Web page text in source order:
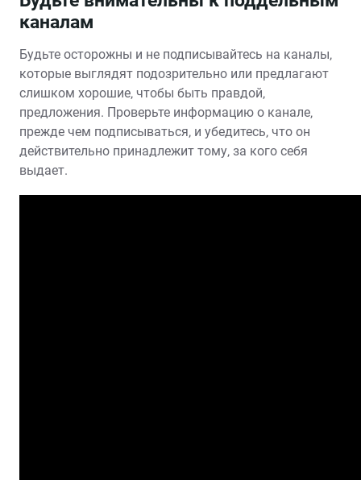
каналам
Будьте осторожны и не подписывайтесь на каналы‚
которые выглядят подозрительно или предлагают
слишком хорошие‚ чтобы быть правдой‚
предложения. Проверьте информацию о канале‚
прежде чем подписываться‚ и убедитесь‚ что он
действительно принадлежит тому‚ за кого себя
выдает.